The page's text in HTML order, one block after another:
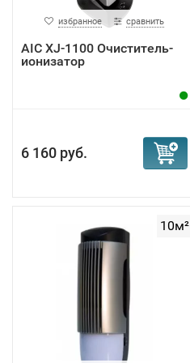
избранное сравнить
AIC XJ-1100 Очиститель-
ионизатор
6 160 руб.
10м²